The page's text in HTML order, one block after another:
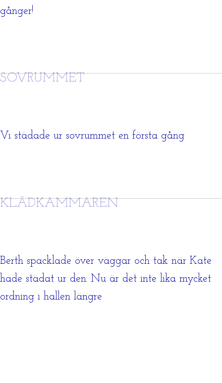
gånger!
SOVRUMMET
Vi städade ur sovrummet en första gång
KLÄDKAMMAREN
Berth spacklade över väggar och tak när Kate
hade städat ur den. Nu är det inte lika mycket
ordning i hallen längre